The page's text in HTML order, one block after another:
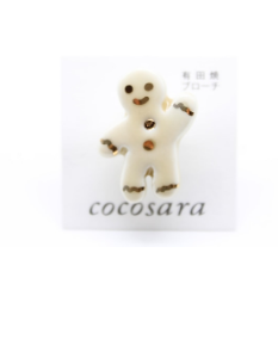
有田焼ブローチ 小さめジンジャーブレ
ッドマン（ベージュ）
¥1,200